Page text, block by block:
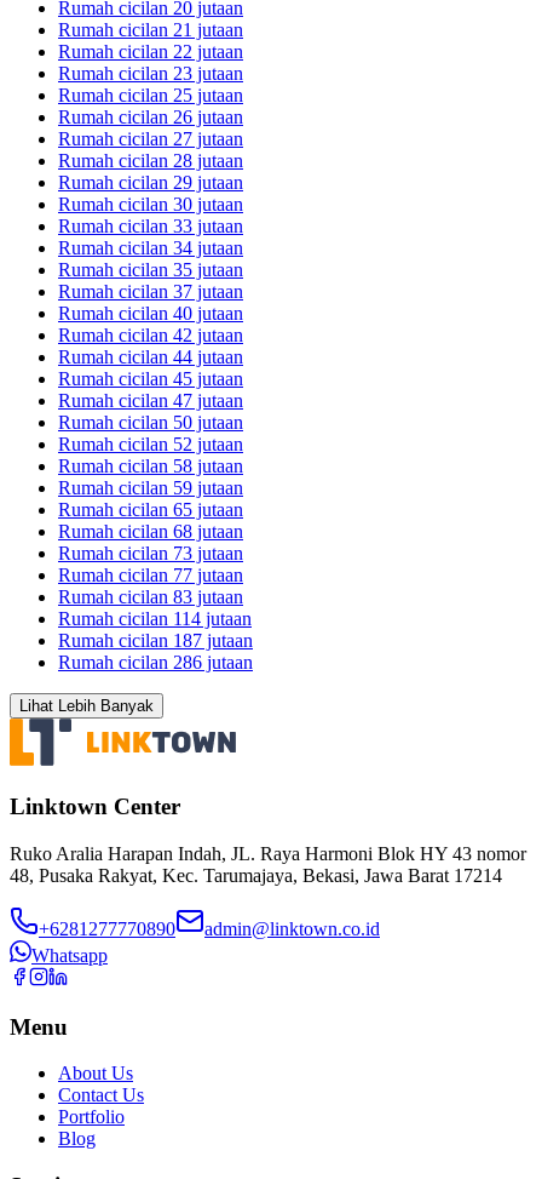
Rumah cicilan 20 jutaan
Rumah cicilan 21 jutaan
Rumah cicilan 22 jutaan
Rumah cicilan 23 jutaan
Rumah cicilan 25 jutaan
Rumah cicilan 26 jutaan
Rumah cicilan 27 jutaan
Rumah cicilan 28 jutaan
Rumah cicilan 29 jutaan
Rumah cicilan 30 jutaan
Rumah cicilan 33 jutaan
Rumah cicilan 34 jutaan
Rumah cicilan 35 jutaan
Rumah cicilan 37 jutaan
Rumah cicilan 40 jutaan
Rumah cicilan 42 jutaan
Rumah cicilan 44 jutaan
Rumah cicilan 45 jutaan
Rumah cicilan 47 jutaan
Rumah cicilan 50 jutaan
Rumah cicilan 52 jutaan
Rumah cicilan 58 jutaan
Rumah cicilan 59 jutaan
Rumah cicilan 65 jutaan
Rumah cicilan 68 jutaan
Rumah cicilan 73 jutaan
Rumah cicilan 77 jutaan
Rumah cicilan 83 jutaan
Rumah cicilan 114 jutaan
Rumah cicilan 187 jutaan
Rumah cicilan 286 jutaan
Lihat Lebih Banyak
Linktown Center
Ruko Aralia Harapan Indah, JL. Raya Harmoni Blok HY 43 nomor
48, Pusaka Rakyat, Kec. Tarumajaya, Bekasi, Jawa Barat 17214
+6281277770890
admin@linktown.co.id
Whatsapp
Menu
About Us
Contact Us
Portfolio
Blog